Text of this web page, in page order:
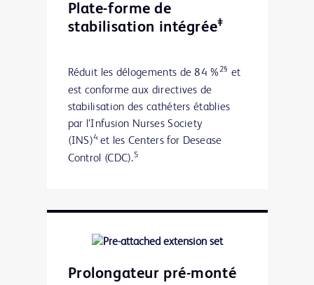
Plate-forme de
stabilisation intégrée‡
Réduit les délogements de 84 %2§ et
est conforme aux directives de
stabilisation des cathéters établies
par l’Infusion Nurses Society
(INS)4 et les Centers for Desease
Control (CDC).5
Prolongateur pré-monté